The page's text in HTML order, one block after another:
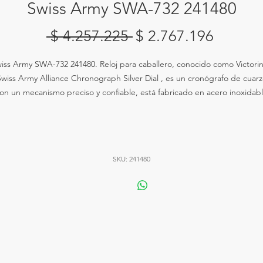
Swiss Army SWA-732 241480
$ 4.257.225 Precio
$ 2.767.196
oferta
Army SWA-732 241480. Reloj para caballero, conocido como
Army Alliance Chronograph Silver Dial , es un cronógrafo de
un mecanismo preciso y confiable, está fabricado en acero
SKU: 241480